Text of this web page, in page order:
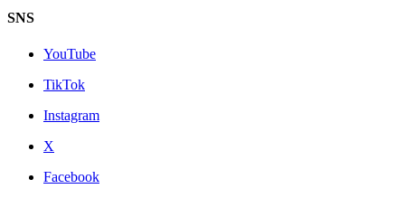
SNS
YouTube
TikTok
Instagram
X
Facebook